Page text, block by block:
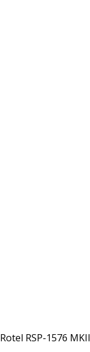
Rotel RSP-1576 MKII